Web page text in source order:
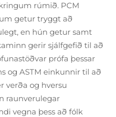
rúmið. PCM
getur tryggt að
en hún getur samt
gerir sjálfgefið til að
prófa þessar
og ASTM einkunnir til að
og hversu
raunverulegar
vegna þess að fólk